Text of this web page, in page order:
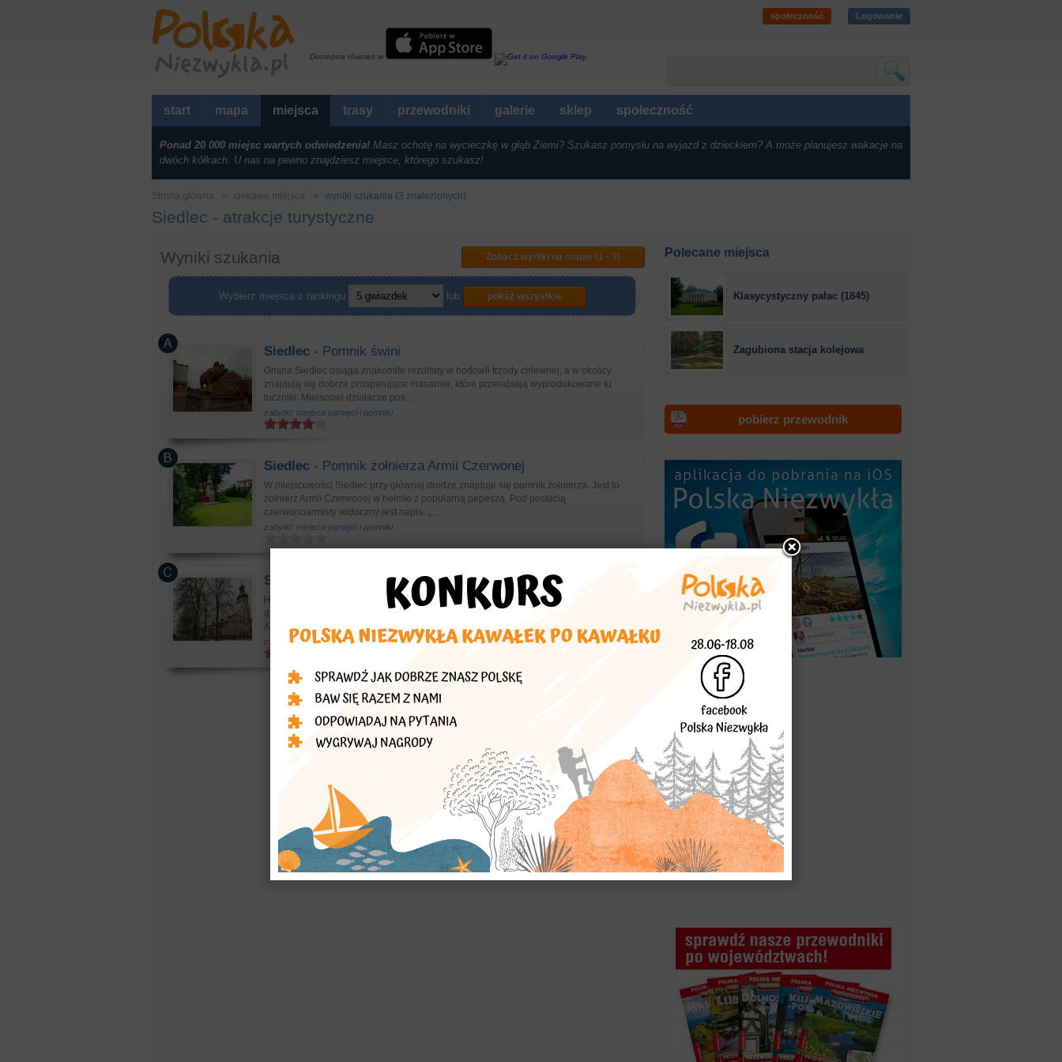
Dostepna również w
społeczność Logowanie
start mapa miejsca trasy przewodniki galerie sklep społeczność
Ponad 20 000 miejsc wartych odwiedzenia! Masz ochotę na wycieczkę w głąb Ziemi? Szukasz pomysłu na wyjazd z dzieckiem? A może planujesz wakacje na
dwóch kółkach. U nas na pewno znajdziesz miejsce, którego szukasz!
Strona główna ciekawe miejsca wyniki szukania (3 znalezionych)
Siedlec - atrakcje turystyczne
Wyniki szukania Zobacz wyniki na mapie (1 - 3)
Wybierz miejsca z rankingu lub pokaż wszystkie
Siedlec - Pomnik świni
Gmina Siedlec osiąga znakomite rezultaty w hodowli trzody chlewnej, a w okolicy
znajdują się dobrze prosperujące masarnie, które przerabiają wyprodukowane tu
tuczniki. Miejscowi działacze pos...
zabytki: miejsca pamięci i pomniki
Siedlec - Pomnik żołnierza Armii Czerwonej
W miejscowości Siedlec przy głównej drodze znajduje się pomnik żołnierza. Jest to
żołnierz Armii Czerwonej w hełmie z popularną pepeszą. Pod postacią
czerwonoarmisty widoczny jest napis: „...
zabytki: miejsca pamięci i pomniki
Siedlec - Kościół św. Michała Archanioła
Historia kościoła w Siedlcu sięga 1380 roku. W latach 1727-1912 w miejscu tym stał
drewniany kosciół, który zostal rozebrany. Obecny eklektyczny kościoł p.w. Michała
Archanioła z pseud...
zabytki: kościoły, klasztory, sanktuaria
Polecane miejsca
Klasycystyczny pałac (1845)
Zagubiona stacja kolejowa